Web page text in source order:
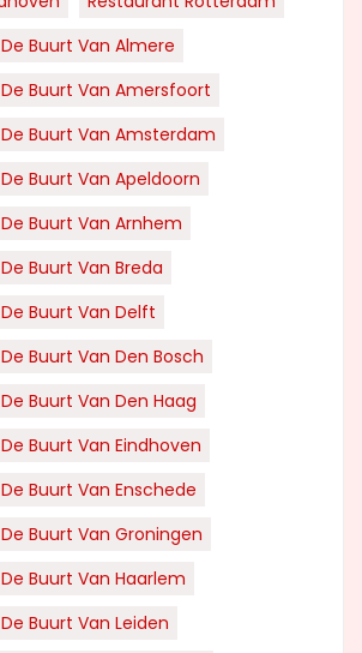
Buurt Van Almere
Buurt Van Amersfoort
Buurt Van Amsterdam
Buurt Van Apeldoorn
Buurt Van Arnhem
Buurt Van Breda
Buurt Van Delft
Buurt Van Den Bosch
Buurt Van Den Haag
Buurt Van Eindhoven
Buurt Van Enschede
Buurt Van Groningen
Buurt Van Haarlem
Buurt Van Leiden